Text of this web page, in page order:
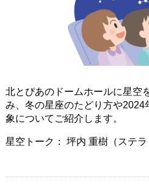
北とぴあのドームホールに星空
み、冬の星座のたどり方や2024
象についてご紹介します。
星空トーク： 坪内 重樹（ステラ